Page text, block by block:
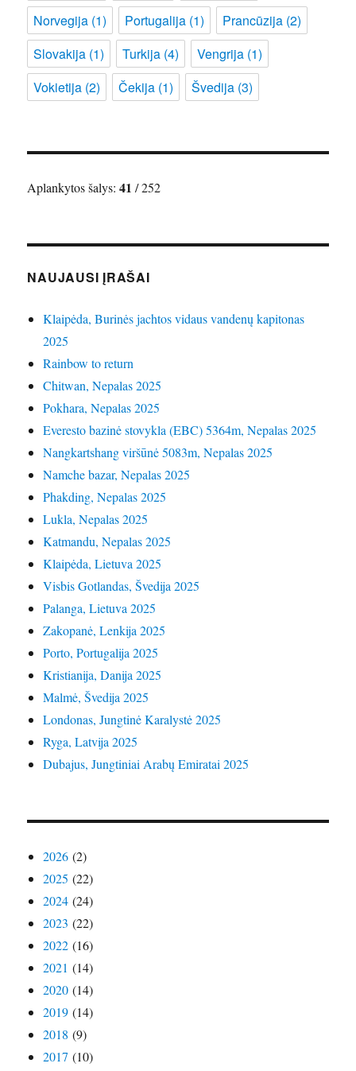
Norvegija (1) Portugalija (1) Prancūzija (2)
Slovakija (1) Turkija (4) Vengrija (1)
Vokietija (2) Čekija (1) Švedija (3)
Aplankytos šalys:41 / 252
NAUJAUSI ĮRAŠAI
Klaipėda, Burinės jachtos vidaus vandenų kapitonas
2025
Rainbow to return
Chitwan, Nepalas 2025
Pokhara, Nepalas 2025
Everesto bazinė stovykla (EBC) 5364m, Nepalas 2025
Nangkartshang viršūnė 5083m, Nepalas 2025
Namche bazar, Nepalas 2025
Phakding, Nepalas 2025
Lukla, Nepalas 2025
Katmandu, Nepalas 2025
Klaipėda, Lietuva 2025
Visbis Gotlandas, Švedija 2025
Palanga, Lietuva 2025
Zakopanė, Lenkija 2025
Porto, Portugalija 2025
Kristianija, Danija 2025
Malmė, Švedija 2025
Londonas, Jungtinė Karalystė 2025
Ryga, Latvija 2025
Dubajus, Jungtiniai Arabų Emiratai 2025
2026 (2)
2025 (22)
2024 (24)
2023 (22)
2022 (16)
2021 (14)
2020 (14)
2019 (14)
2018 (9)
2017 (10)